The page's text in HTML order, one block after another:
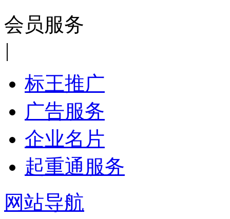
会员服务
|
标王推广
广告服务
企业名片
起重通服务
网站导航